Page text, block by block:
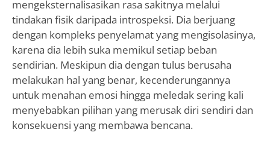
mengeksternalisasikan rasa sakitnya melalui
tindakan fisik daripada introspeksi. Dia berjuang
dengan kompleks penyelamat yang mengisolasinya,
karena dia lebih suka memikul setiap beban
sendirian. Meskipun dia dengan tulus berusaha
melakukan hal yang benar, kecenderungannya
untuk menahan emosi hingga meledak sering kali
menyebabkan pilihan yang merusak diri sendiri dan
konsekuensi yang membawa bencana.